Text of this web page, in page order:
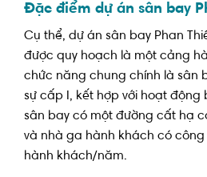
Đặc điểm dự án sân bay
Cụ thể, dự án sân bay Phan
được quy hoạch là một cảng
chức năng chung chính là sân
sự cấp I, kết hợp với hoạt động
sân bay có một đường cất hạ
và nhà ga hành khách có công
hành khách/năm.